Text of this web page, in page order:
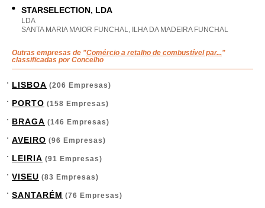
STARSELECTION, LDA
LDA
SANTA MARIA MAIOR FUNCHAL, ILHA DA MADEIRA FUNCHAL
Outras empresas de "Comércio a retalho de combustível par..."
classificadas por Concelho
LISBOA (206 Empresas)
PORTO (158 Empresas)
BRAGA (146 Empresas)
AVEIRO (96 Empresas)
LEIRIA (91 Empresas)
VISEU (83 Empresas)
SANTARÉM (76 Empresas)